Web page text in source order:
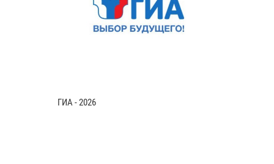
ГИА - 2026